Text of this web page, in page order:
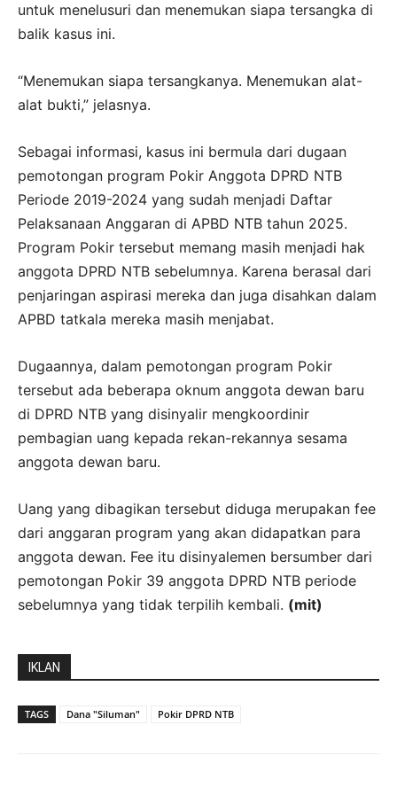
untuk menelusuri dan menemukan siapa tersangka di
balik kasus ini.
“Menemukan siapa tersangkanya. Menemukan alat-
alat bukti,” jelasnya.
Sebagai informasi, kasus ini bermula dari dugaan
pemotongan program Pokir Anggota DPRD NTB
Periode 2019-2024 yang sudah menjadi Daftar
Pelaksanaan Anggaran di APBD NTB tahun 2025.
Program Pokir tersebut memang masih menjadi hak
anggota DPRD NTB sebelumnya. Karena berasal dari
penjaringan aspirasi mereka dan juga disahkan dalam
APBD tatkala mereka masih menjabat.
Dugaannya, dalam pemotongan program Pokir
tersebut ada beberapa oknum anggota dewan baru
di DPRD NTB yang disinyalir mengkoordinir
pembagian uang kepada rekan-rekannya sesama
anggota dewan baru.
Uang yang dibagikan tersebut diduga merupakan fee
dari anggaran program yang akan didapatkan para
anggota dewan. Fee itu disinyalemen bersumber dari
pemotongan Pokir 39 anggota DPRD NTB periode
sebelumnya yang tidak terpilih kembali. (mit)
IKLAN
TAGS Dana "Siluman" Pokir DPRD NTB